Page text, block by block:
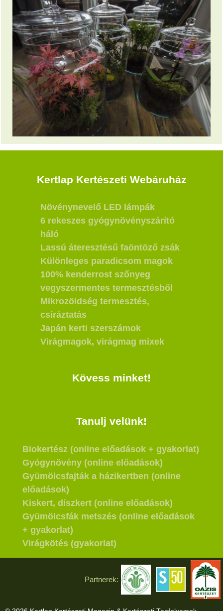
Kertlap Kertészeti Webáruház
Növénynevelő LED lámpák
6 rekeszes gyógynövényszárító
háló
Lassú áteresztésű faöntöző zsák
Különleges paradicsom magok
100% kenderrost szőnyeg
vegyszermentes termesztésből
Mikrozöldség termesztés,
csíráztatás
Japán kerti szerszámok
Virágmagok, virágmag mixek
Kövess minket!
Tanulj velünk!
Biokertész (online előadások + gyakorlat)
Gyógynövény (online előadások)
Gyümölcsfajták a házikertben (online
előadások)
Kiskert, díszkert (online előadások)
Gyümölcsfák metszés (online előadások
+ gyakorlat)
Virágkötés (gyakorlat)
Partnerek: